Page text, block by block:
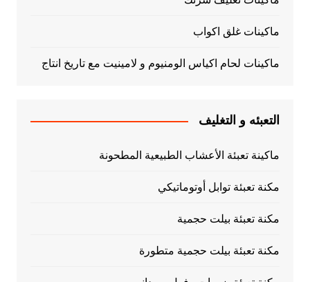
ماكينات غلق اكواب
ماكينات لحام اكياس الومنيوم و لامينيت مع تاريخ انتاج
التعبئه و التغليف
ماكينة تعبئة الأعشاب الطبيعية المطحونة
مكنة تعبئة توابل أوتوماتيكي
مكنة تعبئة بيلت حجمية
مكنة تعبئة بيلت حجمية متطورة